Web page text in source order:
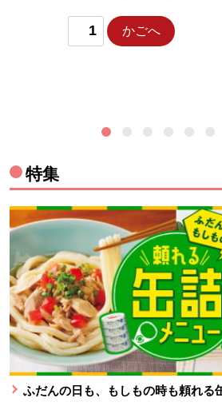
かごへ
特集
ふだんの日も、もしもの時も頼れる